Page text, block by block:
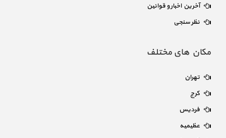
آخرین اخبار و قوانین
نظر سنجی
مکان های مختلف
تهران
کرج
فردیس
عظیمیه